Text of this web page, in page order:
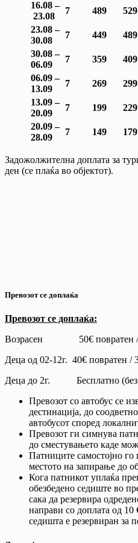
16.08 –
23.08
7 489 529
23.08 –
30.08
7 449 489
30.08 –
06.09
7 359 409
06.09 –
13.09
7 269 299
13.09 –
20.09
7 199 229
20.09 –
28.09
7 149 179
Задожолжителна доплата за
ден (се плаќа во објектот).
Превозот се доплаќа
Превозот се доплаќа:
Возрасен 50€ повратен /
Деца од 02-12г. 40€ повратен /
Деца до 2г. Бесплатно (без
Превозот со автобус се
дестинација, до
автобусот според
Превозот ги симнува
до сместувањето каде
Патниците самостојно го
местото на запирање до
Кога патникот уплаќа
обезбедено седиште во
сака да резервира
направи со доплата од
седишта е резервиран за